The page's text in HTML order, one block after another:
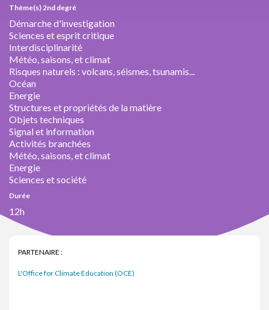
Thème(s) 2nd degré
Démarche d'investigation
Sciences et esprit critique
Interdisciplinarité
Météo, saisons, et climat
Risques naturels : volcans, séismes, tsunamis...
Océan
Energie
Structures et propriétés de la matière
Objets techniques
Signal et information
Activités branchées
Météo, saisons, et climat
Energie
Sciences et société
Durée
12h
PARTENAIRE :
L'Office for Climate Education (OCE)